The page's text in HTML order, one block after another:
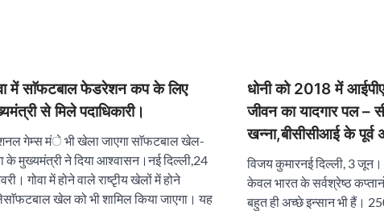
में साॅफटबाल फेडरेशन कप के लिए
से मिले पदाधिकारी।
गेम्स मंे भी खेला जाएगा साॅफटबाल खेल-
के मुख्यमंत्री ने दिया आश्वासन।नई दिल्ली,24
गोवा में होने वाले राष्टृीय खेलों में होने
खेल को भी शामिल किया जाएगा। यह
धोनी को 2018 में
जीवन का यादगार पल –
खन्ना,बीसीसीआई के पूर्व
विजय कुमारनई दिल्ली, 3 जून।
केवल भारत के सर्वश्रेष्ठ
बहुत ही अच्छे इन्सान भी हैं।